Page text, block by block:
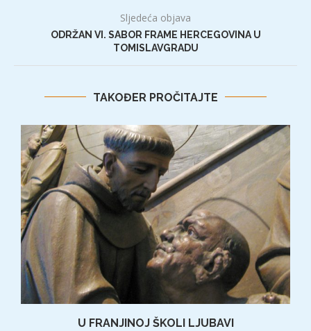
Sljedeća objava
ODRŽAN VI. SABOR FRAME HERCEGOVINA U
TOMISLAVGRADU
TAKOĐER PROČITAJTE
U FRANJINOJ ŠKOLI LJUBAVI